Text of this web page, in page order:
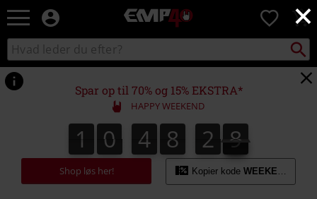
×
EMP
Musik,
TV
gaming
merch
-
alternativ
mode
0
Søg
sortiment
Søg
Spar op til 70% og 15% EKSTRA*
HAPPY WEEKEND
1
1 0
0 4
4 8
8 2
3
2 7
8
7
9
8
Shop løs her! Kopier kode WEEKEND